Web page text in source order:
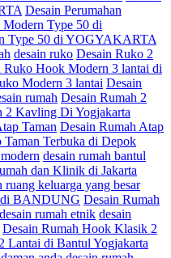
Desain Perumahan
Modern Type 50 di
Type 50 di YOGYAKARTA
desain ruko Desain Ruko 2
Ruko Hook Modern 3 lantai di
Modern 3 lantai Desain
rumah Desain Rumah 2
2 Kavling Di Yogjakarta
Taman Desain Rumah Atap
Taman Terbuka di Depok
desain rumah bantul
dan Klinik di Jakarta
ruang keluarga yang besar
di BANDUNG Desain Rumah
desain rumah etnik desain
Desain Rumah Hook Klasik 2
Lantai di Bantul Yogjakarta